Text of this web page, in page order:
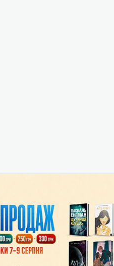
магазин «Видавництво Богдан»:
Тернопіль, А/С 529